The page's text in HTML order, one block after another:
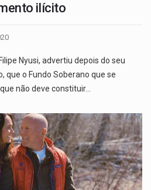
ilícito
Nyusi, advertiu depois do seu
que o Fundo Soberano que se
não deve constituir…